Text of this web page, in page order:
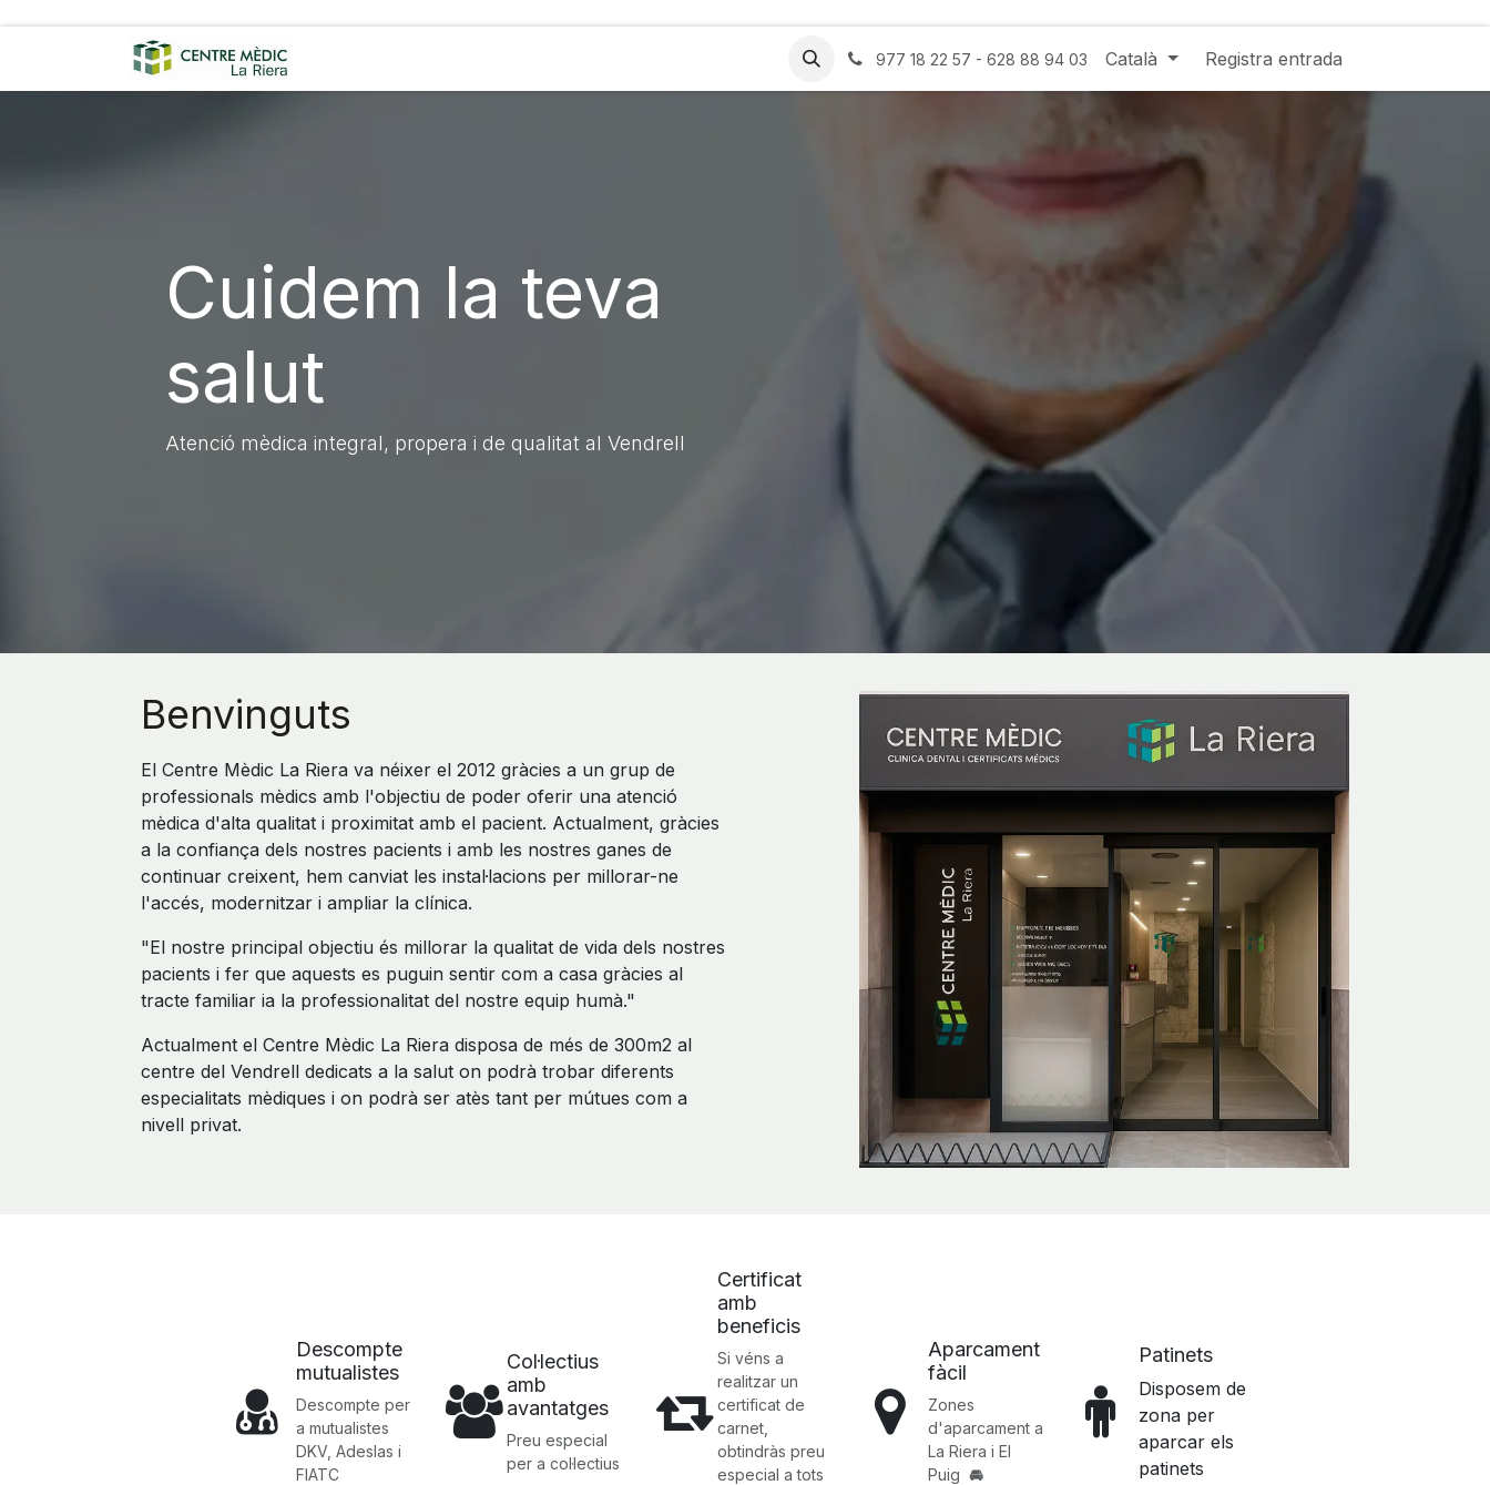
Contacte 977 18 22 57 - 628 88 94 03 Català Registra entrada
Cuidem la teva
salut
Atenció mèdica integral, propera i de qualitat al Vendrell
Benvinguts
El Centre Mèdic La Riera va néixer el 2012 gràcies a un grup de
professionals mèdics amb l'objectiu de poder oferir una atenció
mèdica d'alta qualitat i proximitat amb el pacient. Actualment, gràcies
a la confiança dels nostres pacients i amb les nostres ganes de
continuar creixent, hem canviat les instal·lacions per millorar-ne
l'accés, modernitzar i ampliar la clínica.
"El nostre principal objectiu és millorar la qualitat de vida dels nostres
pacients i fer que aquests es puguin sentir com a casa gràcies al
tracte familiar ia la professionalitat del nostre equip humà."
Actualment el Centre Mèdic La Riera disposa de més de 300m2 al
centre del Vendrell dedicats a la salut on podrà trobar diferents
especialitats mèdiques i on podrà ser atès tant per mútues com a
nivell privat.
Descompte
mutualistes
Descompte per
a mutualistes
DKV, Adeslas i
FIATC
Col·lectius
amb
avantatges
Preu especial
per a col·lectius
Certificat
amb
beneficis
Si véns a
realitzar un
certificat de
carnet,
obtindràs preu
especial a tots
Aparcament
fàcil
Zones
d'aparcament a
La Riera i El
Puig 🚘
Patinets
Disposem de
zona per
aparcar els
patinets